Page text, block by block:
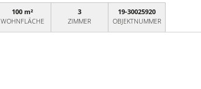
100 m²
WOHNFLÄCHE
3
ZIMMER
19-30025920
OBJEKTNUMMER